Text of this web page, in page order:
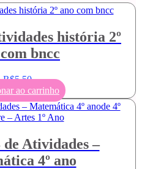
história 2º
bncc
R$5,50
ao carrinho
de Atividades –
4º ano